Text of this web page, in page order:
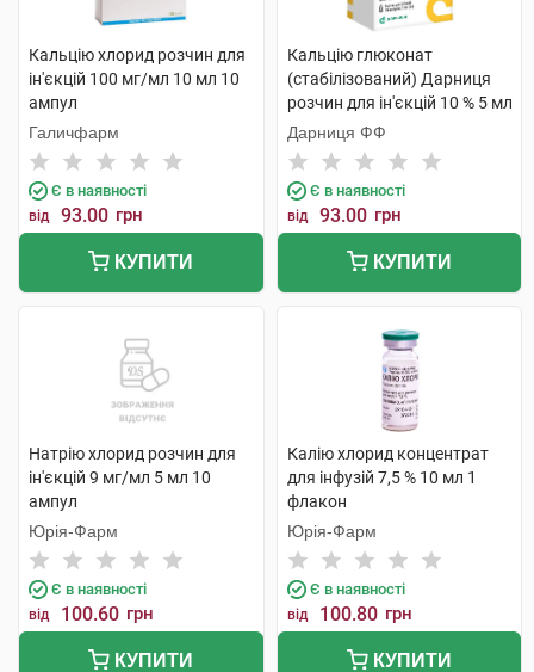
Кальцію хлорид розчин для
ін'єкцій 100 мг/мл 10 мл 10
ампул
Галичфарм
Є в наявності
від 93.00 грн
КУПИТИ
Кальцію глюконат
(стабілізований) Дарниця
розчин для ін'єкцій 10 % 5 мл
10 ампул
Дарниця ФФ
Є в наявності
від 93.00 грн
КУПИТИ
Натрію хлорид розчин для
ін'єкцій 9 мг/мл 5 мл 10
ампул
Юрія-Фарм
Є в наявності
від 100.60 грн
КУПИТИ
Калію хлорид концентрат
для інфузій 7,5 % 10 мл 1
флакон
Юрія-Фарм
Є в наявності
від 100.80 грн
КУПИТИ